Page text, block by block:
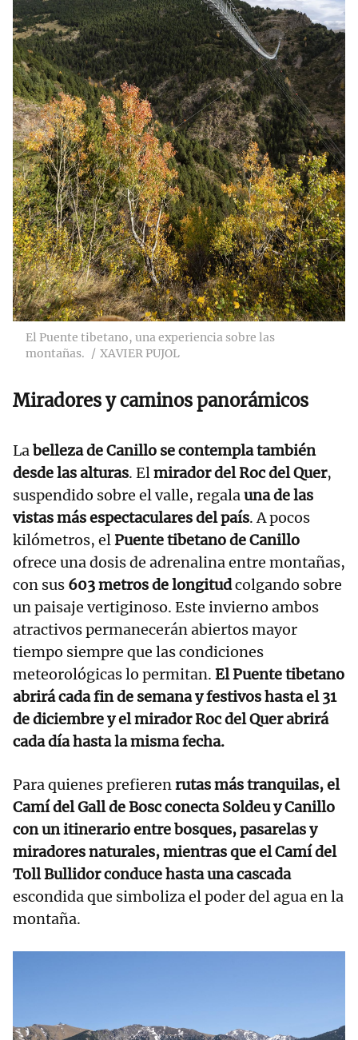
El Puente tibetano, una experiencia sobre las
montañas.
XAVIER PUJOL
Miradores y caminos panorámicos
Labelleza de Canillo se contempla también
desde las alturas. Elmirador del Roc del Quer,
suspendido sobre el valle, regalauna de las
vistas más espectaculares del país. A pocos
kilómetros, elPuente tibetano de Canillo
ofrece una dosis de adrenalina entre montañas,
con sus 603 metros de longitudcolgando sobre
un paisaje vertiginoso. Este invierno ambos
atractivos permanecerán abiertos mayor
tiempo siempre que las condiciones
meteorológicas lo permitan. El Puente tibetano
abrirá cada fin de semana y festivos hasta el 31
de diciembre y el mirador Roc del Quer abrirá
cada día hasta la misma fecha.
Para quienes prefierenrutas más tranquilas, el
Camí del Gall de Bosc conecta Soldeu y Canillo
con un itinerario entre bosques, pasarelas y
miradores naturales, mientras que el Camí del
Toll Bullidor conduce hasta una cascada
escondida que simboliza el poder del agua en la
montaña.